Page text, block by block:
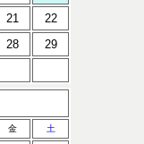
21
22
28
29
金 土